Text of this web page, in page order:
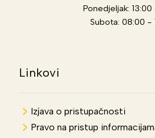
Ponedjeljak: 13:00
Subota: 08:00 -
Linkovi
Izjava o pristupačnosti
Pravo na pristup